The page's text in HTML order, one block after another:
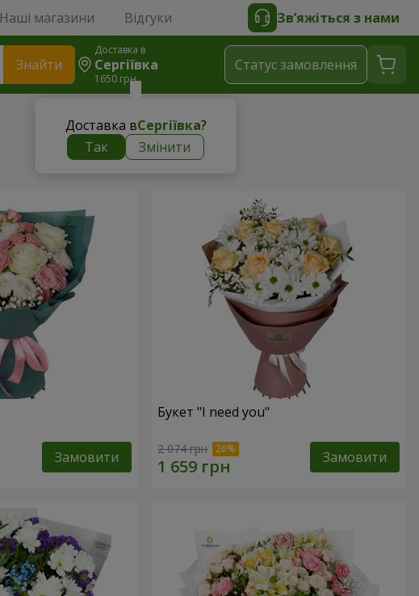
Наші магазини Відгуки Зв’яжіться з нами
Знайти
Доставка в
Сергіївка
1650 грн
Доставка вСергіївка?
Так
Змінити
Статус замовлення
Замовити
Букет "I need you"
2 074 грн Замовити